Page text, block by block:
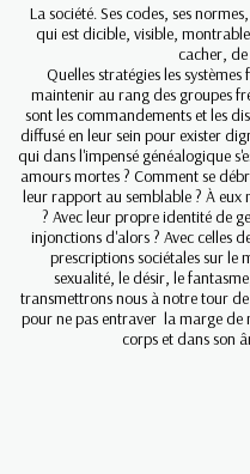
La société. Ses codes, ses
qui est dicible, visible,
cacher,
Quelles stratégies les
maintenir au rang des groupes
sont les commandements et les
diffusé en leur sein pour exister
qui dans l'impensé généalogique
amours mortes ? Comment se
leur rapport au semblable ? À eux
? Avec leur propre identité de
injonctions d'alors ? Avec celles
prescriptions sociétales sur le
sexualité, le désir, le
transmettrons nous à notre tour
pour ne pas entraver la marge de
corps et dans son